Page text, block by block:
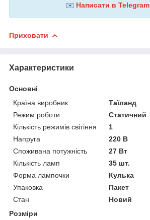
✉️ Написати в Telegram
Приховати
Характеристики
Основні
Країна виробник
Таїланд
Режим роботи
Статичний
Кількість режимів світіння
1
Напруга
220 В
Споживана потужність
27 Вт
Кількість ламп
35 шт.
Форма лампочки
Кулька
Упаковка
Пакет
Стан
Новий
Розміри